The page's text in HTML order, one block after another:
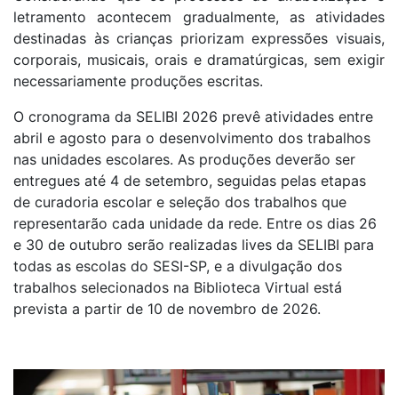
letramento acontecem gradualmente, as atividades
destinadas às crianças priorizam expressões visuais,
corporais, musicais, orais e dramatúrgicas, sem exigir
necessariamente produções escritas.
O cronograma da SELIBI 2026 prevê atividades entre
abril e agosto para o desenvolvimento dos trabalhos
nas unidades escolares. As produções deverão ser
entregues até 4 de setembro, seguidas pelas etapas
de curadoria escolar e seleção dos trabalhos que
representarão cada unidade da rede. Entre os dias 26
e 30 de outubro serão realizadas lives da SELIBI para
todas as escolas do SESI-SP, e a divulgação dos
trabalhos selecionados na Biblioteca Virtual está
prevista a partir de 10 de novembro de 2026.